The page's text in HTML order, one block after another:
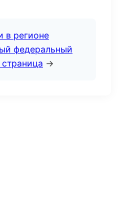
в регионе
федеральный
→